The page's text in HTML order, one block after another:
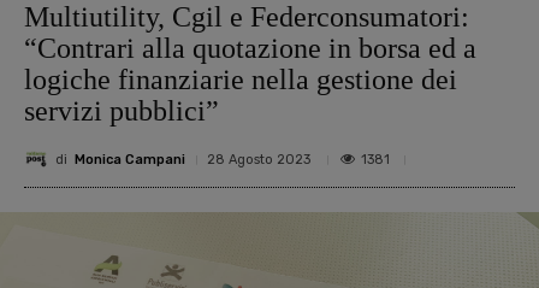
Multiutility, Cgil e Federconsumatori:
“Contrari alla quotazione in borsa ed a
logiche finanziarie nella gestione dei
servizi pubblici”
di Monica Campani 28 Agosto 2023 1381